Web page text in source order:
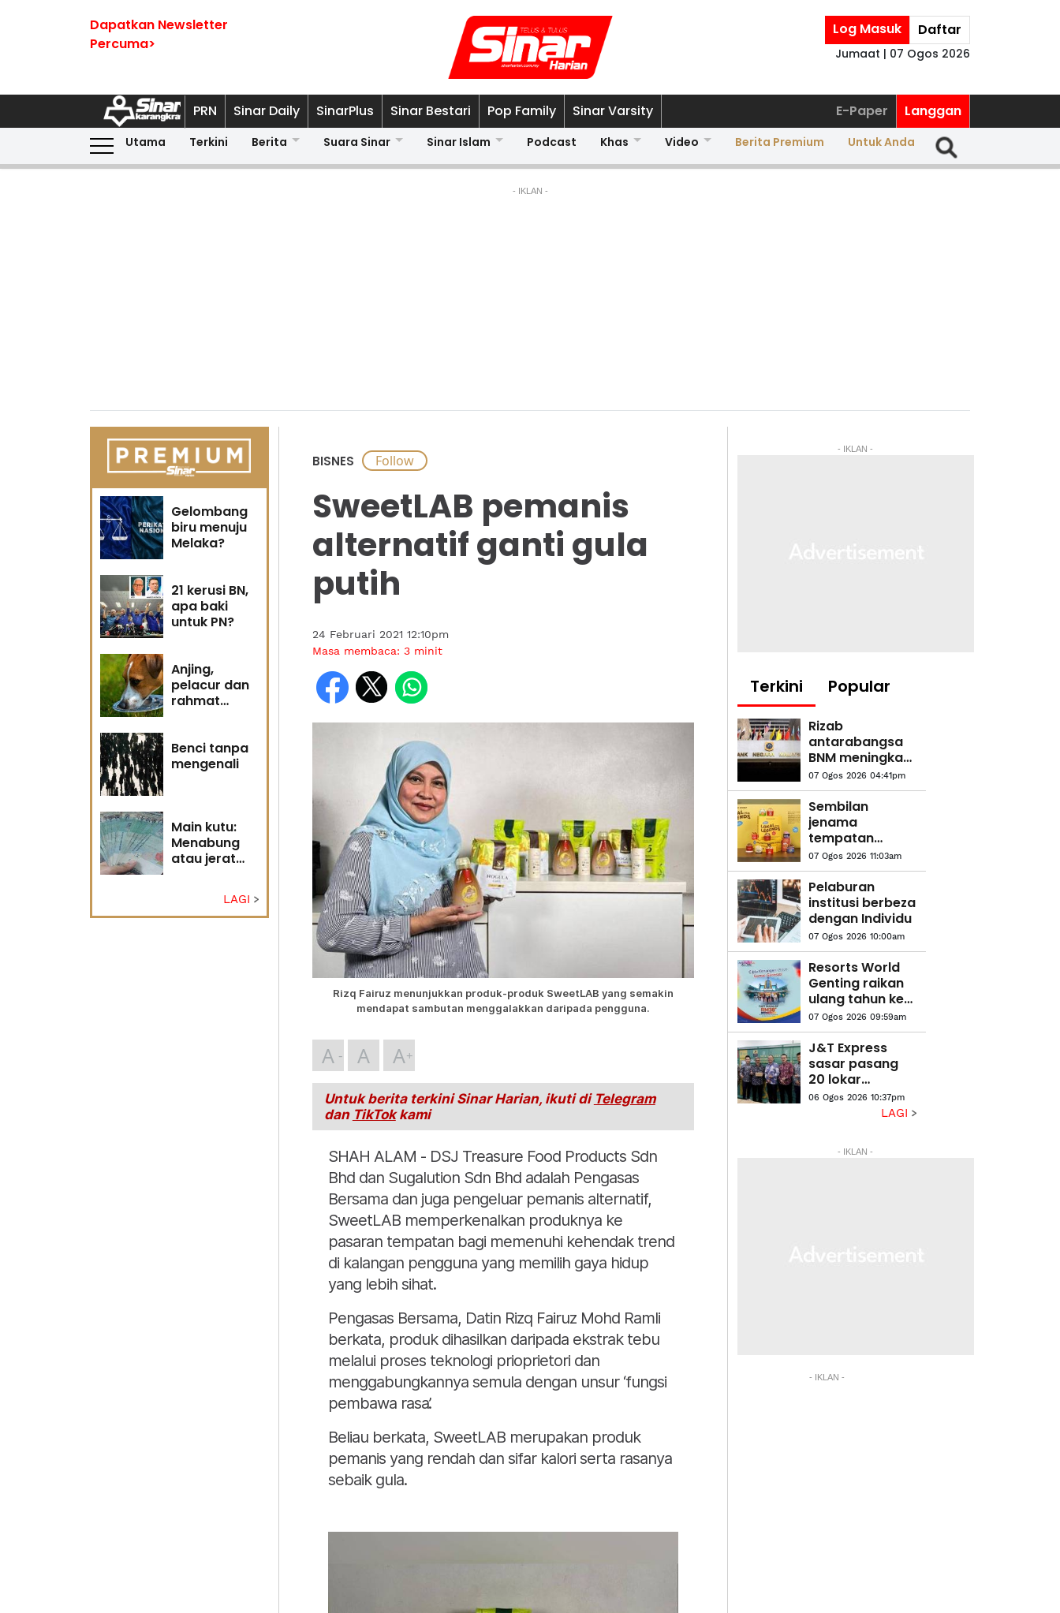
Dapatkan Newsletter
Percuma>
Log Masuk Daftar
Jumaat | 07 Ogos 2026
PRN Sinar Daily SinarPlus Sinar Bestari Pop Family Sinar Varsity E-Paper Langgan
Utama Terkini Berita Suara Sinar Sinar Islam Podcast Khas Video Berita Premium Untuk Anda
- IKLAN -
Gelombang
biru menuju
Melaka?
21 kerusi BN,
apa baki
untuk PN?
Anjing,
pelacur dan
rahmat
Benci tanpa
mengenali
Main kutu:
Menabung
atau jerat
LAGI
BISNES
SweetLAB pemanis
alternatif ganti gula
putih
24 Februari 2021 12:10pm
Masa membaca: 3minit
Rizq Fairuz menunjukkan produk-produk SweetLAB yang semakin
mendapat sambutan menggalakkan daripada pengguna.
A A A
Untuk berita terkini Sinar Harian, ikuti di Telegram
dan TikTokkami
SHAH ALAM - DSJ Treasure Food Products Sdn
Bhd dan Sugalution Sdn Bhd adalah Pengasas
Bersama dan juga pengeluar pemanis alternatif,
SweetLAB memperkenalkan produknya ke
pasaran tempatan bagi memenuhi kehendak trend
di kalangan pengguna yang memilih gaya hidup
yang lebih sihat.
Pengasas Bersama, Datin Rizq Fairuz Mohd Ramli
berkata, produk dihasilkan daripada ekstrak tebu
melalui proses teknologi prioprietori dan
menggabungkannya semula dengan unsur ‘fungsi
pembawa rasa’.
Beliau berkata, SweetLAB merupakan produk
pemanis yang rendah dan sifar kalori serta rasanya
sebaik gula.
- IKLAN -
Terkini Popular
Rizab
antarabangsa
BNM meningkat
kepada AS$132.1
bilion
07 Ogos 2026 04:41pm
Sembilan
jenama
tempatan
diolah jadi
perisa aiskrim
edisi terhad
Inside Scoop
07 Ogos 2026 11:03am
Pelaburan
institusi berbeza
dengan Individu
07 Ogos 2026 10:00am
Resorts World
Genting raikan
ulang tahun ke-
61 dengan tiket
Merdeka RM38
07 Ogos 2026 09:59am
J&T Express
sasar pasang
20 lokar
bungkusan
pintar di stesen
06 Ogos 2026 10:37pm
LAGI
- IKLAN -
- IKLAN -